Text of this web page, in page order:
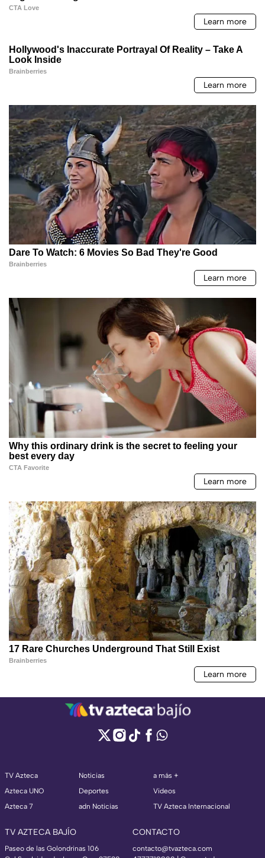
TV Azteca
Azteca UNO
Azteca 7
Noticias
Deportes
adn Noticias
a más +
Videos
TV Azteca Internacional
TV AZTECA BAJÍO
Paseo de las Golondrinas 106
CONTACTO
contacto@tvazteca.com